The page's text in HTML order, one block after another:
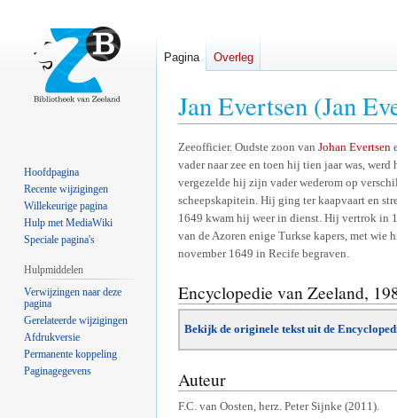
Jan Evertsen (Jan
Naar
navigatie
springen
Naar
zoeken
springen
Zeeofficier. Oudste zoon van Johan Evertsen
vader naar zee en toen hij tien jaar was,
vergezelde hij zijn vader wederom op
scheepskapitein. Hij ging ter kaapvaart en
1649 kwam hij weer in dienst. Hij vertrok in
van de Azoren enige Turkse kapers, met
november 1649 in Recife begraven.
Encyclopedie van Zeeland,
Bekijk de originele tekst uit de
Auteur
F.C. van Oosten, herz. Peter Sijnke (2011).
Pagina Overleg
Hoofdpagina
Recente wijzigingen
Willekeurige pagina
Hulp met MediaWiki
Speciale pagina's
Hulpmiddelen
Verwijzingen naar deze
pagina
Gerelateerde wijzigingen
Afdrukversie
Permanente koppeling
Paginagegevens